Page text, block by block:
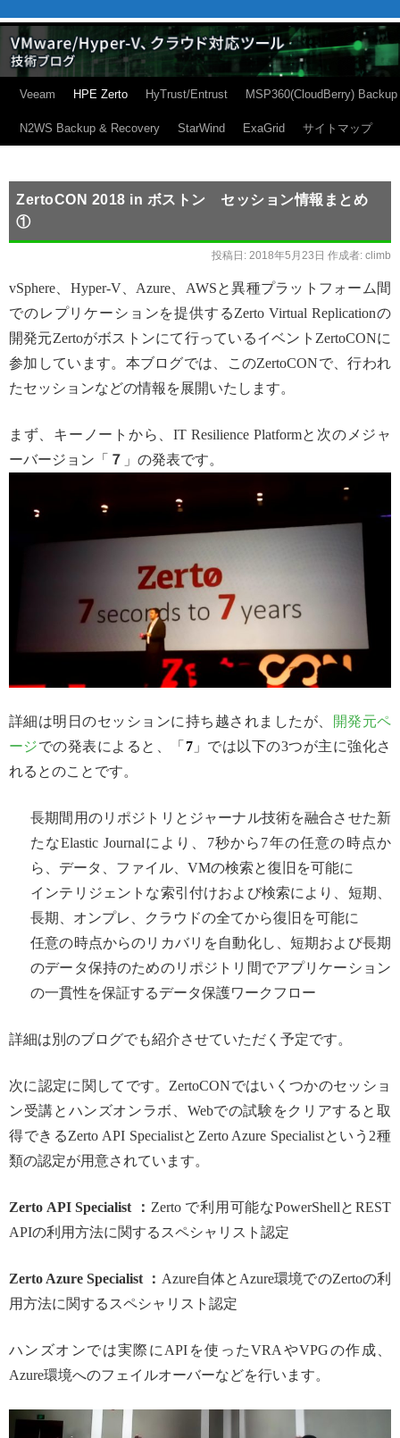
Veeam HPE Zerto HyTrust/Entrust MSP360(CloudBerry) Backup
N2WS Backup & Recovery StarWind ExaGrid サイトマップ
ZertoCON 2018 in ボストン セッション情報まとめ
①
投稿日: 2018年5月23日 作成者: climb
vSphere、Hyper-V、Azure、AWSと異種プラットフォーム間
でのレプリケーションを提供するZerto Virtual Replicationの
開発元Zertoがボストンにて行っているイベントZertoCONに
参加しています。本ブログでは、このZertoCONで、行われ
たセッションなどの情報を展開いたします。
まず、キーノートから、IT Resilience Platformと次のメジャ
ーバージョン「 ７ 」の発表です。
詳細は明日のセッションに持ち越されましたが、
開発元ペ
ージでの発表によると、「 7」では以下の3つが主に強化さ
れるとのことです。
長期間用のリポジトリとジャーナル技術を融合させた新
たなElastic Journalにより、7秒から7年の任意の時点か
ら、データ、ファイル、VMの検索と復旧を可能に
インテリジェントな索引付けおよび検索により、短期、
長期、オンプレ、クラウドの全てから復旧を可能に
任意の時点からのリカバリを自動化し、短期および長期
のデータ保持のためのリポジトリ間でアプリケーション
の一貫性を保証するデータ保護ワークフロー
詳細は別のブログでも紹介させていただく予定です。
次に認定に関してです。ZertoCONではいくつかのセッショ
ン受講とハンズオンラボ、Webでの試験をクリアすると取
得できるZerto API SpecialistとZerto Azure Specialistという2種
類の認定が用意されています。
Zerto API Specialist ： Zerto で利用可能なPowerShellとREST
APIの利用方法に関するスペシャリスト認定
Zerto Azure Specialist ： Azure自体とAzure環境でのZertoの利
用方法に関するスペシャリスト認定
ハンズオンでは実際にAPIを使ったVRAやVPGの作成、
Azure環境へのフェイルオーバーなどを行います。